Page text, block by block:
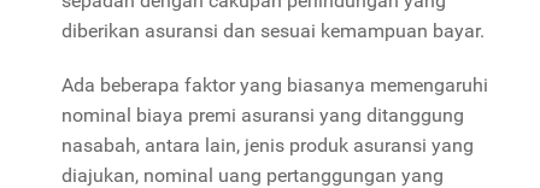
diberikan asuransi dan sesuai kemampuan bayar.
Ada beberapa faktor yang biasanya memengaruhi
nominal biaya premi asuransi yang ditanggung
nasabah, antara lain, jenis produk asuransi yang
diajukan, nominal uang pertanggungan yang